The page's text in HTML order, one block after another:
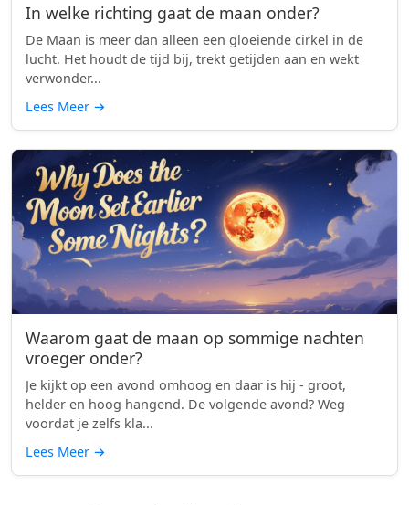
In welke richting gaat de maan onder?
De Maan is meer dan alleen een gloeiende cirkel in de
lucht. Het houdt de tijd bij, trekt getijden aan en wekt
verwonder...
Lees Meer →
Waarom gaat de maan op sommige nachten
vroeger onder?
Je kijkt op een avond omhoog en daar is hij - groot,
helder en hoog hangend. De volgende avond? Weg
voordat je zelfs kla...
Lees Meer →